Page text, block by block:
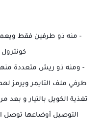
كونترول
- ومنه ذو ريش متعددة
تغذية الكويل بالتيار و بعد
التوصيل أوضاعها توصل